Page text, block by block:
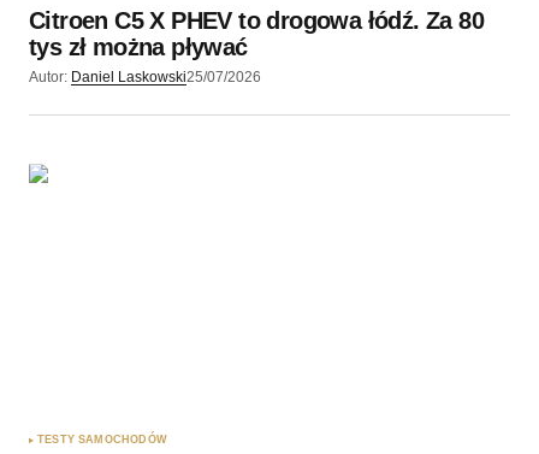
Citroen C5 X PHEV to drogowa łódź. Za 80
tys zł można pływać
Autor: Daniel Laskowski25/07/2026
TESTY SAMOCHODÓW